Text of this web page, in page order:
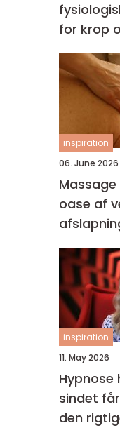
for krop
inspiration
06. June 2026
Massage
oase af
inspiration
11. May 2026
Hypnose
sindet
den